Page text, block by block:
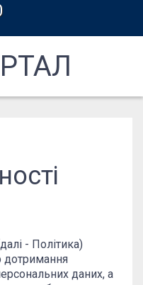
- Політика)
даних, а